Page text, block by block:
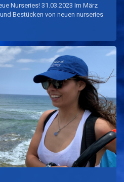
Nurseries! 31.03.2023 Im März
Bestücken von neuen nurseries